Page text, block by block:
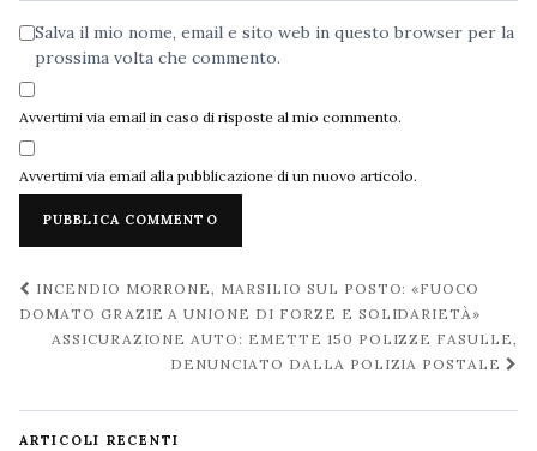
Salva il mio nome, email e sito web in questo browser per la
prossima volta che commento.
Avvertimi via email in caso di risposte al mio commento.
Avvertimi via email alla pubblicazione di un nuovo articolo.
Navigazione
post
INCENDIO MORRONE, MARSILIO SUL POSTO: «FUOCO
DOMATO GRAZIE A UNIONE DI FORZE E SOLIDARIETÀ»
ASSICURAZIONE AUTO: EMETTE 150 POLIZZE FASULLE,
DENUNCIATO DALLA POLIZIA POSTALE
ARTICOLI RECENTI